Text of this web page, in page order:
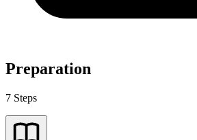
Preparation
7 Steps